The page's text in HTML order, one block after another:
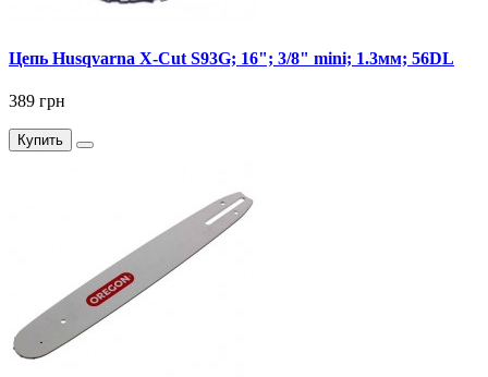
Цепь Husqvarna X-Cut S93G; 16"; 3/8" mini; 1.3мм; 56DL
389 грн
Купить